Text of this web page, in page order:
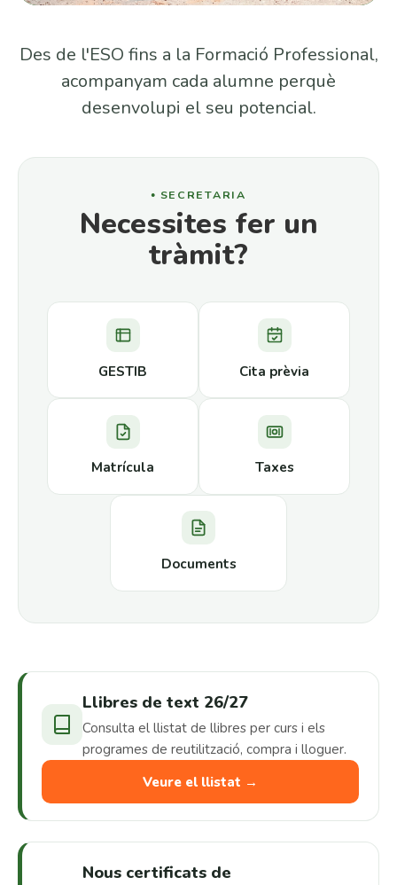
Des de l'ESO fins a la Formació Professional,
acompanyam cada alumne perquè
desenvolupi el seu potencial.
SECRETARIA
Necessites fer un
tràmit?
GESTIB Cita prèvia
Matrícula Taxes
Documents
Llibres de text 26/27
Consulta el llistat de llibres per curs i els
programes de reutilització, compra i lloguer.
Veure el llistat →
Nous certificats de